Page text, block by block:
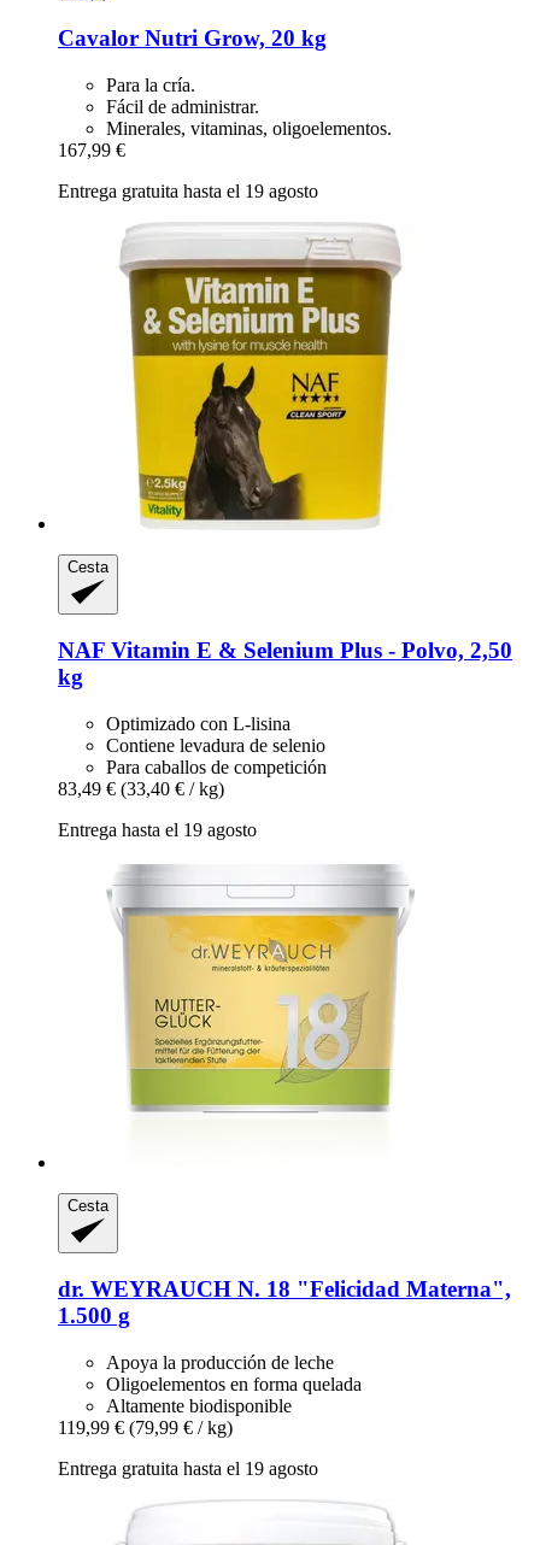
Cavalor Nutri Grow, 20 kg
Para la cría.
Fácil de administrar.
Minerales, vitaminas, oligoelementos.
167,99 €
Entrega gratuita hasta el 19 agosto
Cesta
NAF Vitamin E & Selenium Plus -​ Polvo, 2,50
kg
Optimizado con L-lisina
Contiene levadura de selenio
Para caballos de competición
83,49 € (33,40 € / kg)
Entrega hasta el 19 agosto
Cesta
dr. WEYRAUCH N. 18 "Felicidad Materna",
1.500 g
Apoya la producción de leche
Oligoelementos en forma quelada
Altamente biodisponible
119,99 € (79,99 € / kg)
Entrega gratuita hasta el 19 agosto